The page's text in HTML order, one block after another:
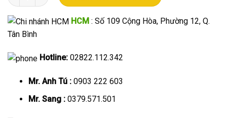
HCM : Số 109 Cộng Hòa, Phường 12, Q.
Tân Bình
Hotline: 02822.112.342
Mr. Anh Tú :0903 222 603
Mr. Sang :0379.571.501